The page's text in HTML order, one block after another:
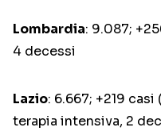
Lombardia: 9.087;
4 decessi
Lazio: 6.667; +219 casi
terapia intensiva, 2